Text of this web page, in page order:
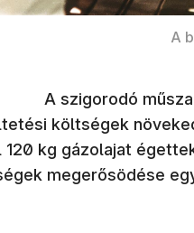
A
műszaki
költségek
120 kg gázolajat
megerősödése